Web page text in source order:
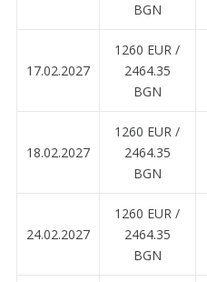
BGN
17.02.2027
1260 EUR ∕
2464.35
BGN
18.02.2027
1260 EUR ∕
2464.35
BGN
24.02.2027
1260 EUR ∕
2464.35
BGN